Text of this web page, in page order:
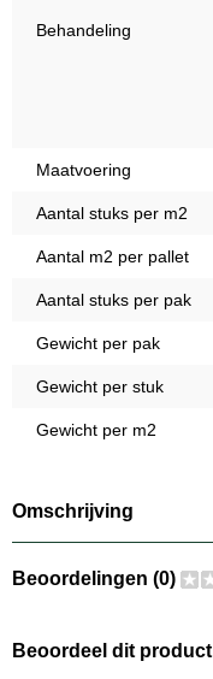
Behandeling
Maatvoering
Aantal stuks per m2
Aantal m2 per pallet
Aantal stuks per pak
Gewicht per pak
Gewicht per stuk
Gewicht per m2
Omschrijving
Beoordelingen (0)
Beoordeel dit product